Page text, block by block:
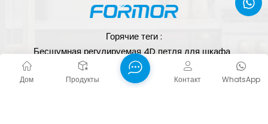
Горячие теги :
Бесшумная регулируемая 4D петля для шкафа
Оптовая продажа скрытых дверных петель для шкафов
Регулируемая по скорости петля шкафа
Дом Продукты WhatsApp
Контакт